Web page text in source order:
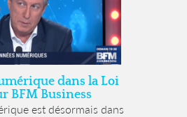
dans la Loi
BFM Business
est désormais dans